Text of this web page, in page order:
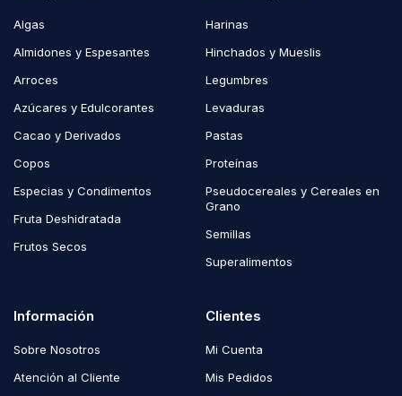
Algas
Almidones y Espesantes
Arroces
Azúcares y Edulcorantes
Cacao y Derivados
Copos
Especias y Condimentos
Fruta Deshidratada
Frutos Secos
Harinas
Hinchados y Mueslis
Legumbres
Levaduras
Pastas
Proteínas
Pseudocereales y Cereales en
Grano
Semillas
Superalimentos
Información
Sobre Nosotros
Atención al Cliente
Clientes
Mi Cuenta
Mis Pedidos